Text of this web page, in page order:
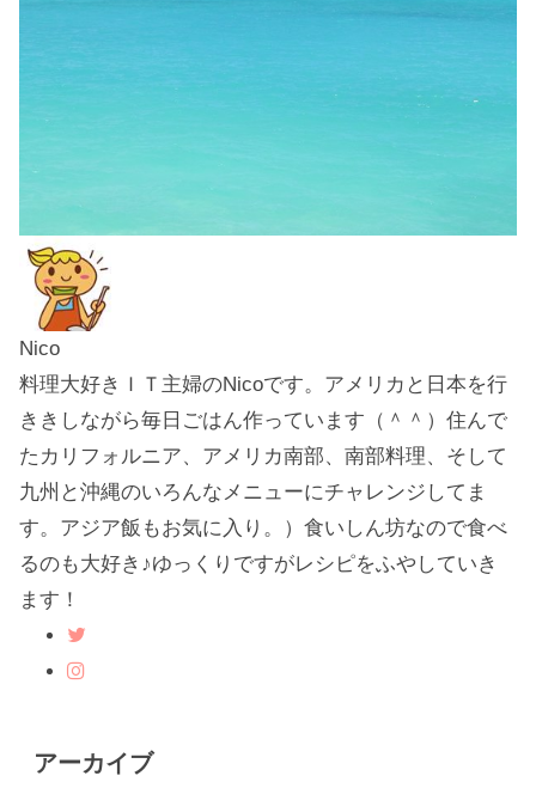
Nico
料理大好きＩＴ主婦のNicoです。アメリカと日本を行
ききしながら毎日ごはん作っています（＾＾）住んで
たカリフォルニア、アメリカ南部、南部料理、そして
九州と沖縄のいろんなメニューにチャレンジしてま
す。アジア飯もお気に入り。）食いしん坊なので食べ
るのも大好き♪ゆっくりですがレシピをふやしていき
ます！
アーカイブ